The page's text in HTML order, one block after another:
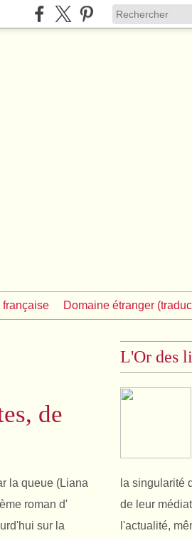
française Domaine étranger
de
la queue (Liana
roman d'
sur la
L'Or des
la singularité
de leur
l'actualité,